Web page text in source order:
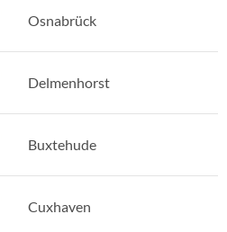
Osnabrück
Delmenhorst
Buxtehude
Cuxhaven